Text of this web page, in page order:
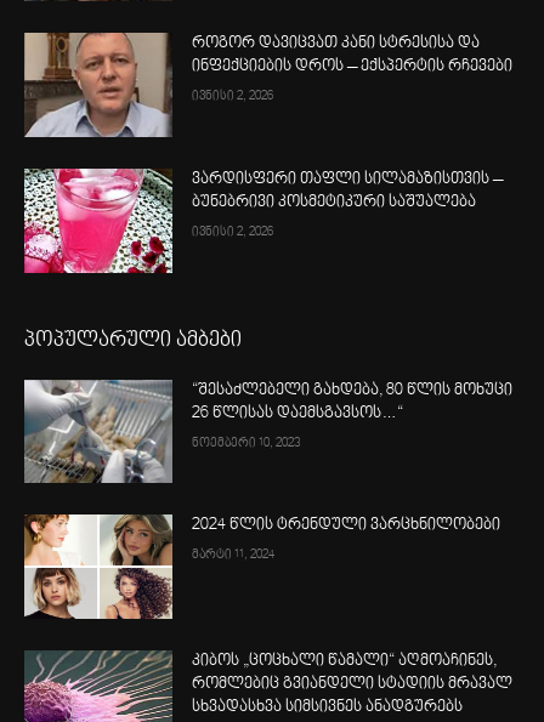
როგორ დავიცვათ კანი სტრესისა და
ინფექციების დროს – ექსპერტის რჩევები
ივნისი 2, 2026
ვარდისფერი თაფლი სილამაზისთვის –
ბუნებრივი კოსმეტიკური საშუალება
ივნისი 2, 2026
პოპულარული ამბები
“შესაძლებელი გახდება, 80 წლის მოხუცი
26 წლისას დაემსგავსოს…“
ნოემბერი 10, 2023
2024 წლის ტრენდული ვარცხნილობები
მარტი 11, 2024
კიბოს „ცოცხალი წამალი“ აღმოაჩინეს,
რომლებიც გვიანდელი სტადიის მრავალ
სხვადასხვა სიმსივნეს ანადგურებს